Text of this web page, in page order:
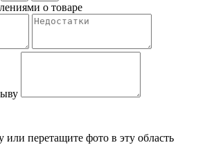
о товаре
перетащите фото в эту область